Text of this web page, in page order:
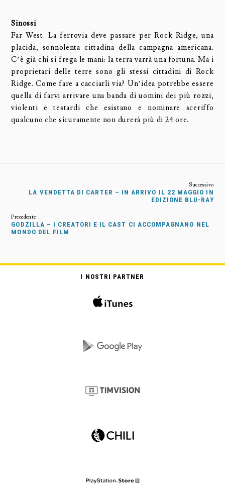
Sinossi
Far West. La ferrovia deve passare per Rock Ridge, una
placida, sonnolenta cittadina della campagna americana.
C’è già chi si frega le mani: la terra varrà una fortuna. Ma i
proprietari delle terre sono gli stessi cittadini di Rock
Ridge. Come fare a cacciarli via? Un’idea potrebbe essere
quella di farvi arrivare una banda di uomini dei più rozzi,
violenti e testardi che esistano e nominare sceriffo
qualcuno che sicuramente non durerà più di 24 ore.
LA VENDETTA DI CARTER – IN ARRIVO IL 22 MAGGIO IN
EDIZIONE BLU-RAY
GODZILLA – I CREATORI E IL CAST CI ACCOMPAGNANO NEL
MONDO DEL FILM
I NOSTRI PARTNER